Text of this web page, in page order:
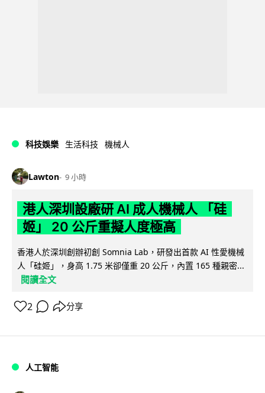
科技娛樂 生活科技 機械人
Lawton 9 小時
港人深圳設廠研 AI 成人機械人 「硅
姬」 20 公斤重擬人度極高
香港人於深圳創辦初創 Somnia Lab，研發出首款 AI 性愛機械
人「硅姬」，身高 1.75 米卻僅重 20 公斤，內置 165 種親密...
閱讀全文
2 分享
人工智能